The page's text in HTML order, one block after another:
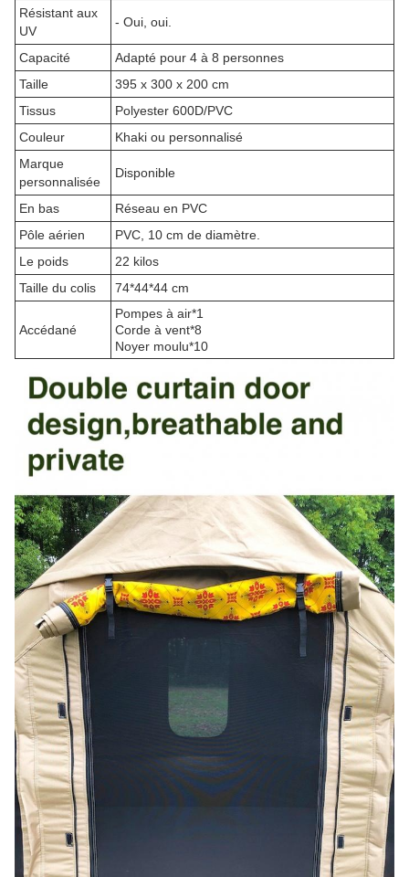
Résistant aux
UV
- Oui, oui.
Capacité
Adapté pour 4 à 8 personnes
Taille
395 x 300 x 200 cm
Tissus
Polyester 600D/PVC
Couleur
Khaki ou personnalisé
Marque
personnalisée
Disponible
En bas
Réseau en PVC
Pôle aérien
PVC, 10 cm de diamètre.
Le poids
22 kilos
Taille du colis
74*44*44 cm
Accédané
Pompes à air*1
Corde à vent*8
Noyer moulu*10